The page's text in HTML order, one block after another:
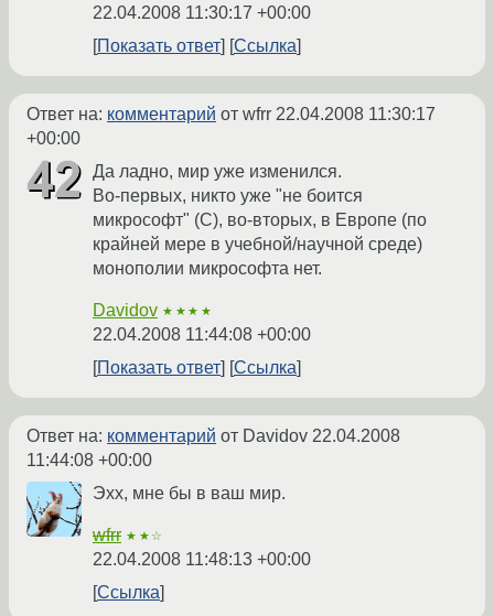
22.04.2008 11:30:17 +00:00
Показать ответ
Ссылка
Ответ на: комментарий от wfrr 22.04.2008 11:30:17
+00:00
Да ладно, мир уже изменился.
Во-первых, никто уже "не боится
микрософт" (C), во-вторых, в Европе (по
крайней мере в учебной/научной среде)
монополии микрософта нет.
Davidov ★★★★
22.04.2008 11:44:08 +00:00
Показать ответ
Ссылка
Ответ на: комментарий от Davidov 22.04.2008
11:44:08 +00:00
Эхх, мне бы в ваш мир.
wfrr ★★☆
22.04.2008 11:48:13 +00:00
Ссылка